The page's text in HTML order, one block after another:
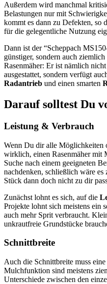
Außerdem wird manchmal
Belastungen nur mit
kommt es dann zu Defekten, so
für die gelegentliche Nutzung
Dann ist der “Scheppach
günstiger, sondern auch
Rasenmäher: Er ist nämlich
ausgestattet, sondern verfügt
Radantrieb und einen smarten
Darauf solltest Du
Leistung & Verbrauch
Wenn Du dir alle Möglichkeiten
wirklich, einen Rasenmäher mit
Suche nach einem geeigneten
nachdenken, schließlich wäre
Stück dann doch nicht zu dir
Zunächst lohnt es sich, auf die
Projekte lohnt sich meistens ein
auch mehr Sprit verbraucht.
unkrautfreie Grundstücke
Schnittbreite
Auch die Schnittbreite muss
Mulchfunktion sind meistens
Unterschiede zwischen den